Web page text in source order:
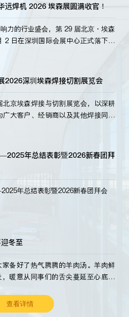
远焊机 2026 埃森展圆满收官！
力的行业盛会，第 29 届北京・埃森
2 日在深圳国际会展中心正式落下帷
、新技术。新老客户、行业伙伴、
的新产…
2026深圳埃森焊接切割展览会
京埃森焊接与切割展览会，以深耕
大客户、经销商以及其他焊接同仁
年总结表彰暨2026新春团拜
年总结表彰暨2026新春团拜会
冬至
备好了热气腾腾的羊肉汤。羊肉鲜
暖意从同事们的舌尖蔓延至心底。
查看详情